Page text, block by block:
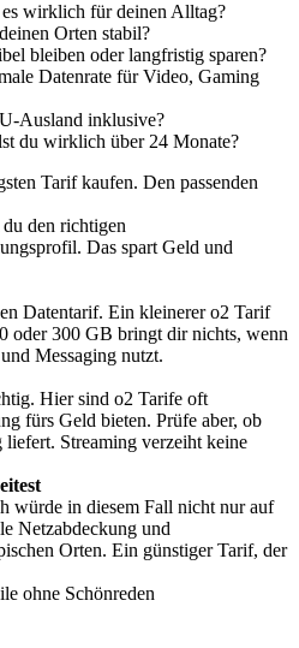
wirklich für deinen Alltag?
Orten stabil?
bleiben oder langfristig sparen?
Datenrate für Video, Gaming
Ausland inklusive?
du wirklich über 24 Monate?
Tarif kaufen. Den passenden
den richtigen
Das spart Geld und
Datentarif. Ein kleinerer o2 Tarif
oder 300 GB bringt dir nichts, wenn
Messaging nutzt.
Hier sind o2 Tarife oft
fürs Geld bieten. Prüfe aber, ob
Streaming verzeiht keine
würde in diesem Fall nicht nur auf
Netzabdeckung und
Orten. Ein günstiger Tarif, der
ohne Schönreden